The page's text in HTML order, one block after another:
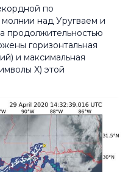
по
над Уругваем и
продолжительностью
горизонтальная
и максимальная
X) этой